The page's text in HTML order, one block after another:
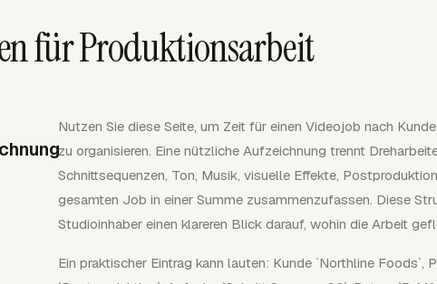
für Produktionsarbeit
Nutzen Sie diese Seite, um Zeit für einen Videojob nach
zu organisieren. Eine nützliche Aufzeichnung trennt
Schnittsequenzen, Ton, Musik, visuelle Effekte,
gesamten Job in einer Summe zusammenzufassen. Diese
Studioinhaber einen klareren Blick darauf, wohin die Arbeit
Ein praktischer Eintrag kann lauten: Kunde `Northline Foods`,